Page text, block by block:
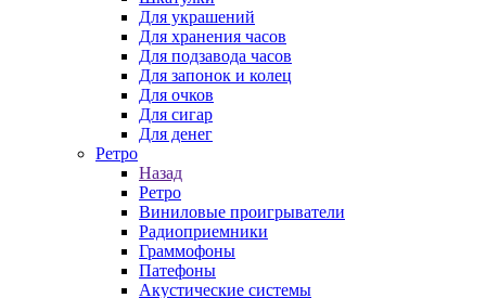
Для украшений
Для хранения часов
Для подзавода часов
Для запонок и колец
Для очков
Для сигар
Для денег
Ретро
Назад
Ретро
Виниловые проигрыватели
Радиоприемники
Граммофоны
Патефоны
Акустические системы